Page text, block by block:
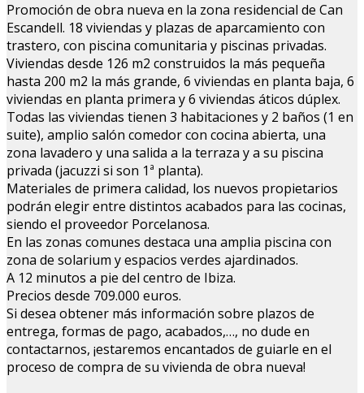
Promoción de obra nueva en la zona residencial de Can
Escandell. 18 viviendas y plazas de aparcamiento con
trastero, con piscina comunitaria y piscinas privadas.
Viviendas desde 126 m2 construidos la más pequeña
hasta 200 m2 la más grande, 6 viviendas en planta baja, 6
viviendas en planta primera y 6 viviendas áticos dúplex.
Todas las viviendas tienen 3 habitaciones y 2 baños (1 en
suite), amplio salón comedor con cocina abierta, una
zona lavadero y una salida a la terraza y a su piscina
privada (jacuzzi si son 1ª planta).
Materiales de primera calidad, los nuevos propietarios
podrán elegir entre distintos acabados para las cocinas,
siendo el proveedor Porcelanosa.
En las zonas comunes destaca una amplia piscina con
zona de solarium y espacios verdes ajardinados.
A 12 minutos a pie del centro de Ibiza.
Precios desde 709.000 euros.
Si desea obtener más información sobre plazos de
entrega, formas de pago, acabados,…, no dude en
contactarnos, ¡estaremos encantados de guiarle en el
proceso de compra de su vivienda de obra nueva!